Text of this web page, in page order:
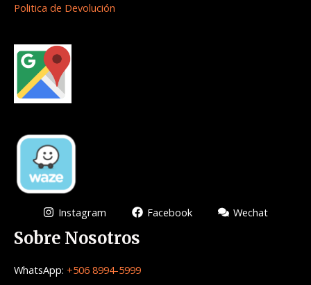
Politica de Devolución
Instagram Facebook Wechat
Sobre Nosotros
WhatsApp: +506 8994-5999